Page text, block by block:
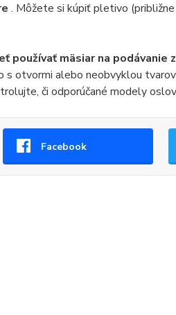
. Môžete si kúpiť pletivo
používať mäsiar na podávanie
s otvormi alebo neobvyklou
či odporúčané modely
Facebook